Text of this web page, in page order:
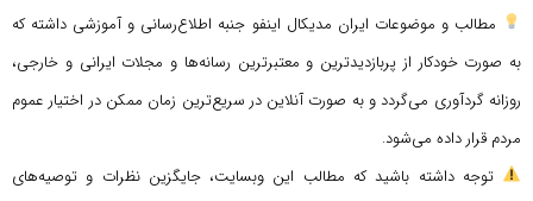
مطالب و موضوعات ایران مدیکال اینفو جنبه اطلاع‌رسانی و آموزشی داشته که
به صورت خودکار از پربازدیدترین و معتبرترین رسانه‌ها و مجلات ایرانی و خارجی،
روزانه گردآوری می‌گردد و به صورت آنلاین در سریع‌ترین زمان ممکن در اختیار عموم
مردم قرار داده می‌شود.
توجه داشته باشید که مطالب این وبسایت، جایگزین نظرات و توصیه‌های